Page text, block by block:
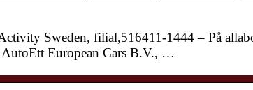
Sweden, filial,516411-1444 – På
AutoEtt European Cars B.V., …